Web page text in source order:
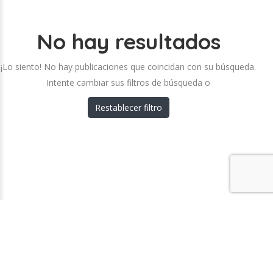
No hay resultados
¡Lo siento! No hay publicaciones que coincidan con su búsqueda.
Intente cambiar sus filtros de búsqueda o
Restablecer filtro